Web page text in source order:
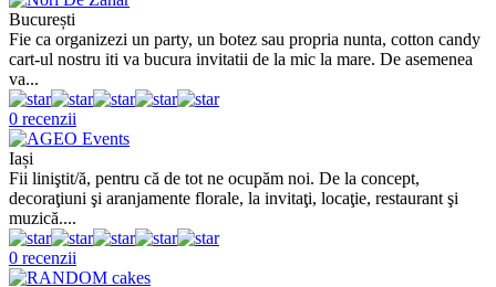
București
Fie ca organizezi un party, un botez sau propria nunta, cotton candy
cart-ul nostru iti va bucura invitatii de la mic la mare. De asemenea
va...
0 recenzii
Iași
Fii liniştit/ă, pentru că de tot ne ocupăm noi. De la concept,
decoraţiuni şi aranjamente florale, la invitaţi, locaţie, restaurant şi
muzică....
0 recenzii